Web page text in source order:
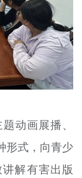
动画展播、
形式，向青少
解有害出版